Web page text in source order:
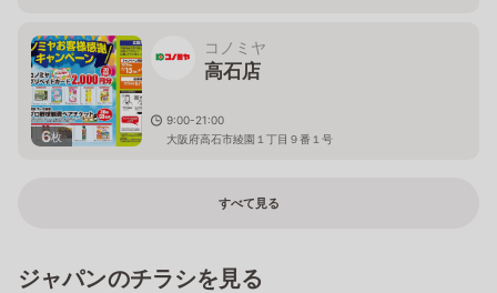
6枚
コノミヤ
高石店
9:00-21:00
大阪府高石市綾園１丁目９番１号
すべて見る
ジャパンのチラシを見る